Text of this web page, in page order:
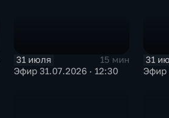
31 июля
15 мин
Эфир 31.07.2026 · 12:30
31
Эфир